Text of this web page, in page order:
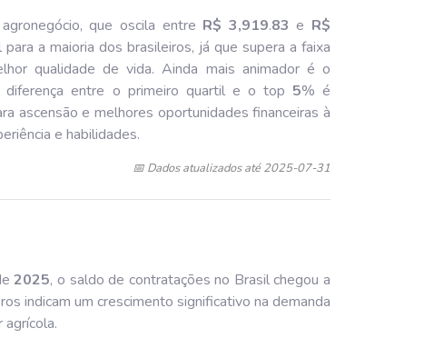
que oscila entre R$ 3,919.83 e R$
a maioria dos brasileiros, já que supera a faixa
qualidade de vida. Ainda mais animador é o
entre o primeiro quartil e o top 5% é
ascensão e melhores oportunidades financeiras à
e habilidades.
📅 Dados atualizados até 2025-07-31
2025, o saldo de contratações no Brasil chegou a
indicam um crescimento significativo na demanda